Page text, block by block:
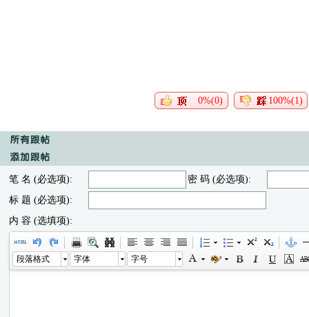
0%(0) 100%(1)
笔 名 (必选项):
密 码 (必选项):
标 题 (必选项):
内 容 (选填项):
段落格式 字体 字号